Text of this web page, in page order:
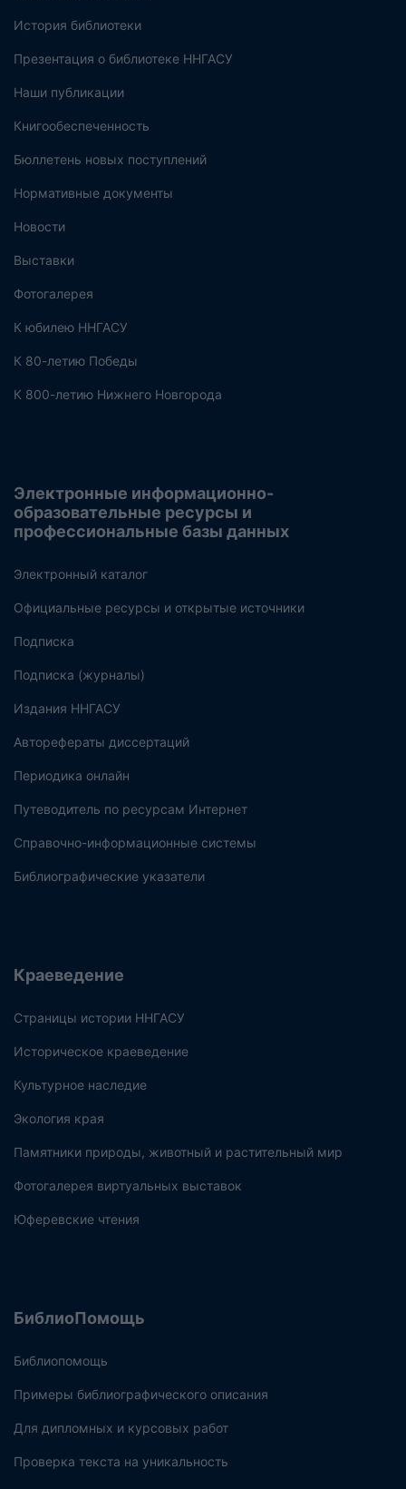
История библиотеки
Презентация о библиотеке ННГАСУ
Наши публикации
Книгообеспеченность
Бюллетень новых поступлений
Нормативные документы
Новости
Выставки
Фотогалерея
К юбилею ННГАСУ
К 80-летию Победы
К 800-летию Нижнего Новгорода
Электронные информационно-
образовательные ресурсы и
профессиональные базы данных
Электронный каталог
Официальные ресурсы и открытые источники
Подписка
Подписка (журналы)
Издания ННГАСУ
Авторефераты диссертаций
Периодика онлайн
Путеводитель по ресурсам Интернет
Справочно-информационные системы
Библиографические указатели
Краеведение
Страницы истории ННГАСУ
Историческое краеведение
Культурное наследие
Экология края
Памятники природы, животный и растительный мир
Фотогалерея виртуальных выставок
Юферевские чтения
БиблиоПомощь
Библиопомощь
Примеры библиографического описания
Для дипломных и курсовых работ
Проверка текста на уникальность